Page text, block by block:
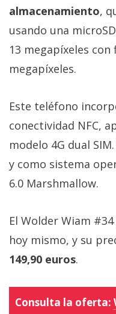
almacenamiento,
usando una
13 megapíxeles
megapíxeles.
Este teléfono
conectividad NFC,
modelo 4G dual
y como sistema
6.0 Marshmallow.
El Wolder Wiam
hoy mismo, y su
149,90 euros.
Consulta la oferta: